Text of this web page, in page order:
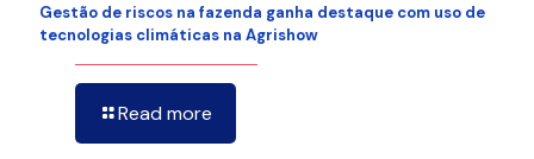
Gestão de riscos na fazenda ganha destaque com uso de
tecnologias climáticas na Agrishow
Read more